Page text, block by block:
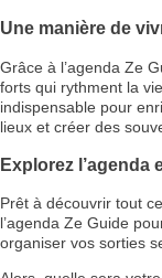
Une manière de
Grâce à l’agenda Ze
forts qui rythment la
indispensable pour
lieux et créer des
Explorez l’agenda
Prêt à découvrir tout
l’agenda Ze Guide
organiser vos sorties